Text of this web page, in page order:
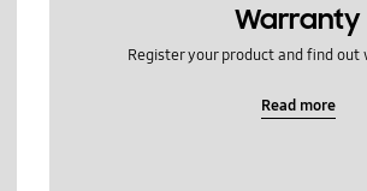
Warranty
Register your product and find out
Read more